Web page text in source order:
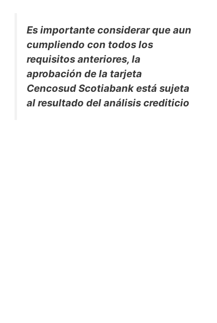
Es importante considerar que aun
cumpliendo con todos los
requisitos anteriores, la
aprobación de la tarjeta
Cencosud Scotiabank está sujeta
al resultado del análisis crediticio